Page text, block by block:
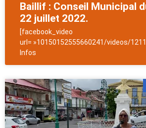
Baillif : Conseil Municipal
22 juillet 2022.
[facebook_video
url= »10150152555660241/videos/
Infos